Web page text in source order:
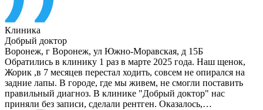
Клиника
Добрый доктор
Воронеж, г Воронеж, ул Южно-Моравская, д 15Б
Обратились в клинику 1 раз в марте 2025 года. Наш щенок,
Жорик ,в 7 месяцев перестал ходить, совсем не опирался на
задние лапы. В городе, где мы живем, не смогли поставить
правильный диагноз. В клинике "Добрый доктор" нас
приняли без записи, сделали рентген. Оказалось,…